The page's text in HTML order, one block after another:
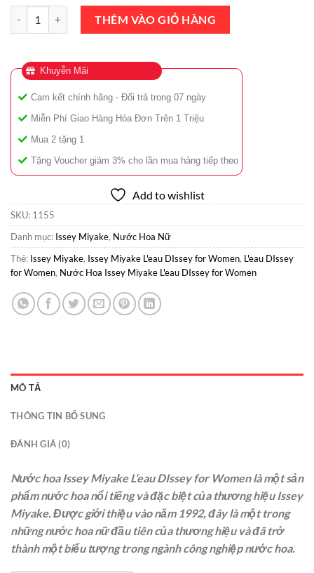
₫2,000,000.là:
₫1,399,000.
Nước Hoa Issey Miyake L'eau DIssey for Women EDT 100ml Chính
THÊM VÀO GIỎ HÀNG
Khuyễn Mãi
Cam kết chính hãng - Đổi trả trong 07 ngày
Miễn Phí Giao Hàng Hóa Đơn Trên 1 Triệu
Mua 2 tặng 1
Tặng Voucher giảm 3% cho lần mua hàng tiếp theo
Add to wishlist
SKU: 1155
Danh mục: Issey Miyake, Nước Hoa Nữ
Thẻ: Issey Miyake, Issey Miyake L'eau DIssey for Women, L'eau DIssey
for Women, Nước Hoa Issey Miyake L'eau DIssey for Women
MÔ TẢ
THÔNG TIN BỔ SUNG
ĐÁNH GIÁ (0)
Nước hoa Issey Miyake L’eau DIssey for Women là một sản
phẩm nước hoa nổi tiếng và đặc biệt của thương hiệu Issey
Miyake. Được giới thiệu vào năm 1992, đây là một trong
những nước hoa nữ đầu tiên của thương hiệu và đã trở
thành một biểu tượng trong ngành công nghiệp nước hoa.